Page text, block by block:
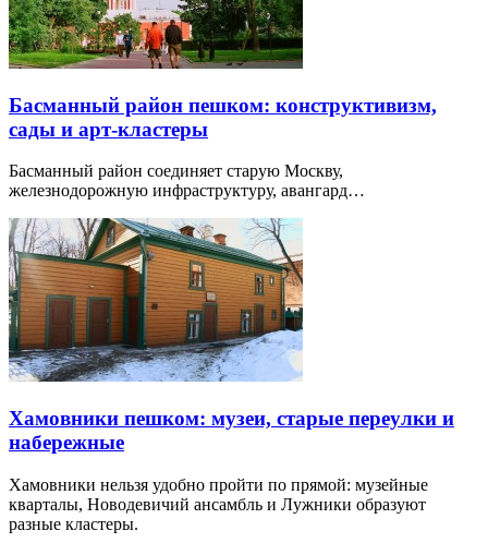
Басманный район пешком: конструктивизм,
сады и арт-кластеры
Басманный район соединяет старую Москву,
железнодорожную инфраструктуру, авангард…
Хамовники пешком: музеи, старые переулки и
набережные
Хамовники нельзя удобно пройти по прямой: музейные
кварталы, Новодевичий ансамбль и Лужники образуют
разные кластеры.